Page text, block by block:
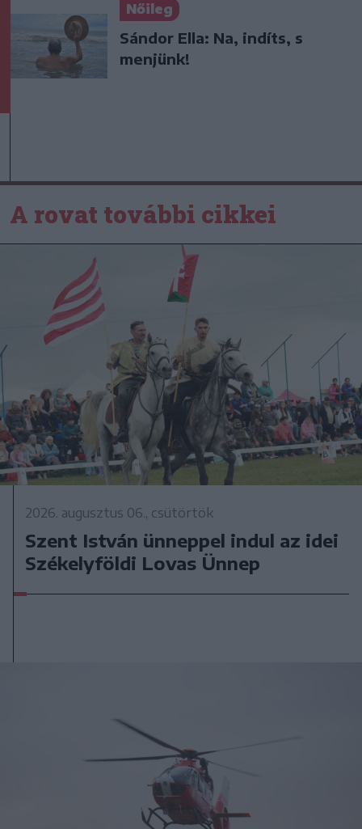
Nőileg
Sándor Ella: Na, indíts, s
menjünk!
A rovat további cikkei
2026. augusztus 06., csütörtök
Szent István ünneppel indul az idei
Székelyföldi Lovas Ünnep